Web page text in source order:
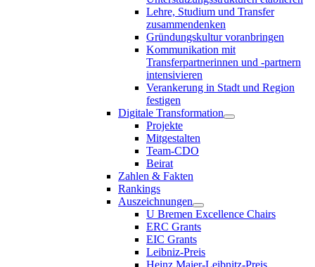
Lehre, Studium und Transfer
zusammendenken
Gründungskultur voranbringen
Kommunikation mit
Transferpartnerinnen und -partnern
intensivieren
Verankerung in Stadt und Region
festigen
Digitale Transformation
Projekte
Mitgestalten
Team-CDO
Beirat
Zahlen & Fakten
Rankings
Auszeichnungen
U Bremen Excellence Chairs
ERC Grants
EIC Grants
Leibniz-Preis
Heinz Maier-Leibnitz-Preis